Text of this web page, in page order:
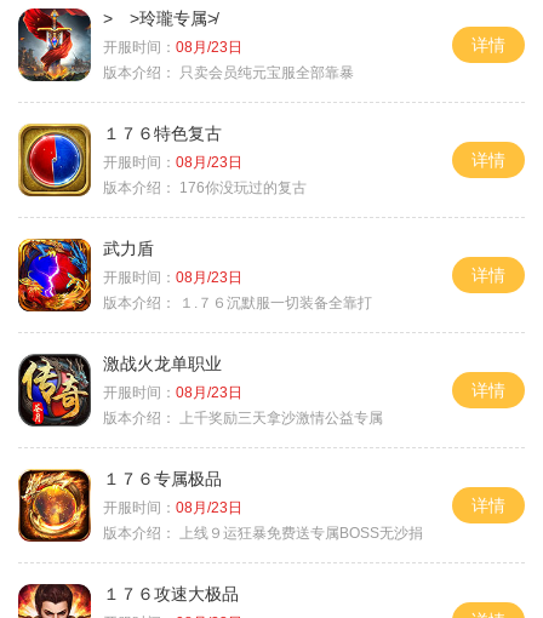
> >玲瓏专属≯
开服时间： 08月/23日
版本介绍：
只卖会员纯元宝服全部靠暴
详情
１７６特色复古
开服时间： 08月/23日
版本介绍：
176你没玩过的复古
详情
武力盾
开服时间： 08月/23日
版本介绍：
１.７６沉默服一切装备全靠打
详情
激战火龙单职业
开服时间： 08月/23日
版本介绍：
上千奖励三天拿沙激情公益专属
详情
１７６专属极品
开服时间： 08月/23日
版本介绍：
上线９运狂暴免费送专属BOSS无沙捐
详情
１７６攻速大极品